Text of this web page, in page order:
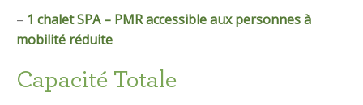
– 1 chalet SPA – PMR accessible aux personnes à
mobilité réduite
Capacité Totale